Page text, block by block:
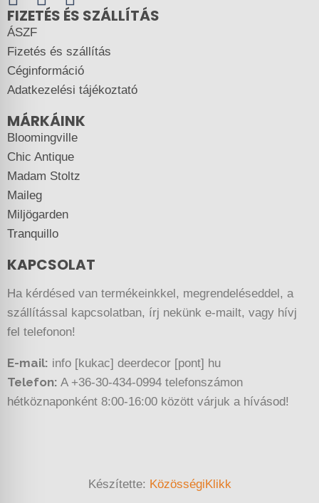
FIZETÉS ÉS SZÁLLÍTÁS
ÁSZF
Fizetés és szállítás
Céginformáció
Adatkezelési tájékoztató
MÁRKÁINK
Bloomingville
Chic Antique
Madam Stoltz
Maileg
Miljögarden
Tranquillo
KAPCSOLAT
Ha kérdésed van termékeinkkel, megrendeléseddel, a
szállítással kapcsolatban, írj nekünk e-mailt, vagy hívj
fel telefonon!
E-mail: info [kukac] deerdecor [pont] hu
Telefon: A +36-30-434-0994 telefonszámon
hétköznaponként 8:00-16:00 között várjuk a hívásod!
Készítette: KözösségiKlikk